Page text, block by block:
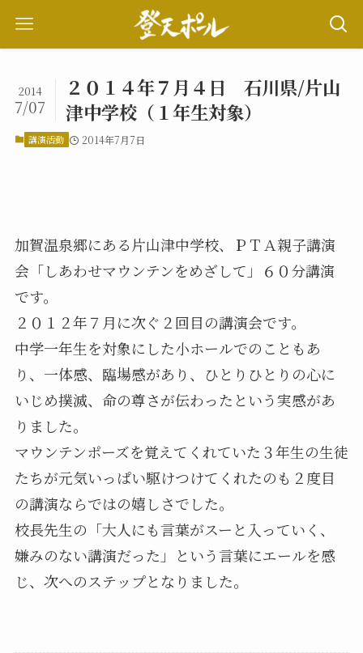
２０１４年７月４日 石川県/片山
津中学校（１年生対象）
2014
7/07
講演活動 2014年7月7日
加賀温泉郷にある片山津中学校、ＰＴＡ親子講演
会「しあわせマウンテンをめざして」６０分講演
です。
２０１２年７月に次ぐ２回目の講演会です。
中学一年生を対象にした小ホールでのこともあ
り、一体感、臨場感があり、ひとりひとりの心に
いじめ撲滅、命の尊さが伝わったという実感があ
りました。
マウンテンポーズを覚えてくれていた３年生の生徒
たちが元気いっぱい駆けつけてくれたのも２度目
の講演ならではの嬉しさでした。
校長先生の「大人にも言葉がスーと入っていく、
嫌みのない講演だった」という言葉にエールを感
じ、次へのステップとなりました。